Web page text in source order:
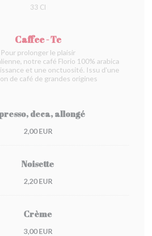
33 Cl
Caffee - Te
Pour prolonger le plaisir
notre café Florio 100% arabica
et une onctuosité. Issu d'une
de café de grandes origines
deca, allongé
2,00 EUR
Noisette
2,20 EUR
Crème
3,00 EUR